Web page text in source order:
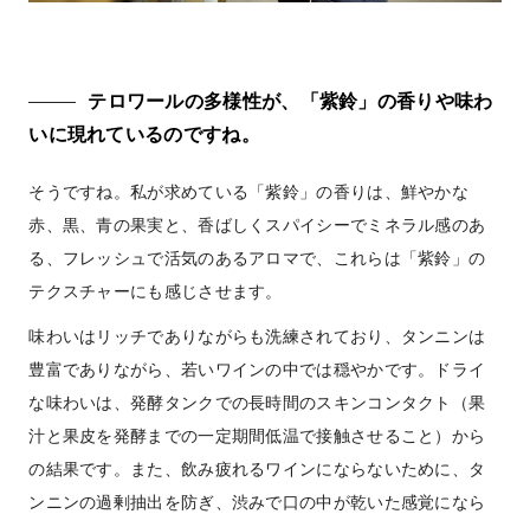
テロワールの多様性が、「紫鈴」の香りや味わ
いに現れているのですね。
そうですね。私が求めている「紫鈴」の香りは、鮮やかな
赤、黒、青の果実と、香ばしくスパイシーでミネラル感のあ
る、フレッシュで活気のあるアロマで、これらは「紫鈴」の
テクスチャーにも感じさせます。
味わいはリッチでありながらも洗練されており、タンニンは
豊富でありながら、若いワインの中では穏やかです。ドライ
な味わいは、発酵タンクでの長時間のスキンコンタクト（果
汁と果皮を発酵までの一定期間低温で接触させること）から
の結果です。また、飲み疲れるワインにならないために、タ
ンニンの過剰抽出を防ぎ、渋みで口の中が乾いた感覚になら